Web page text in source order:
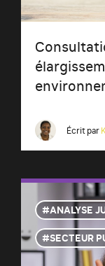
Écrit par
ANALYSE
SECTEUR